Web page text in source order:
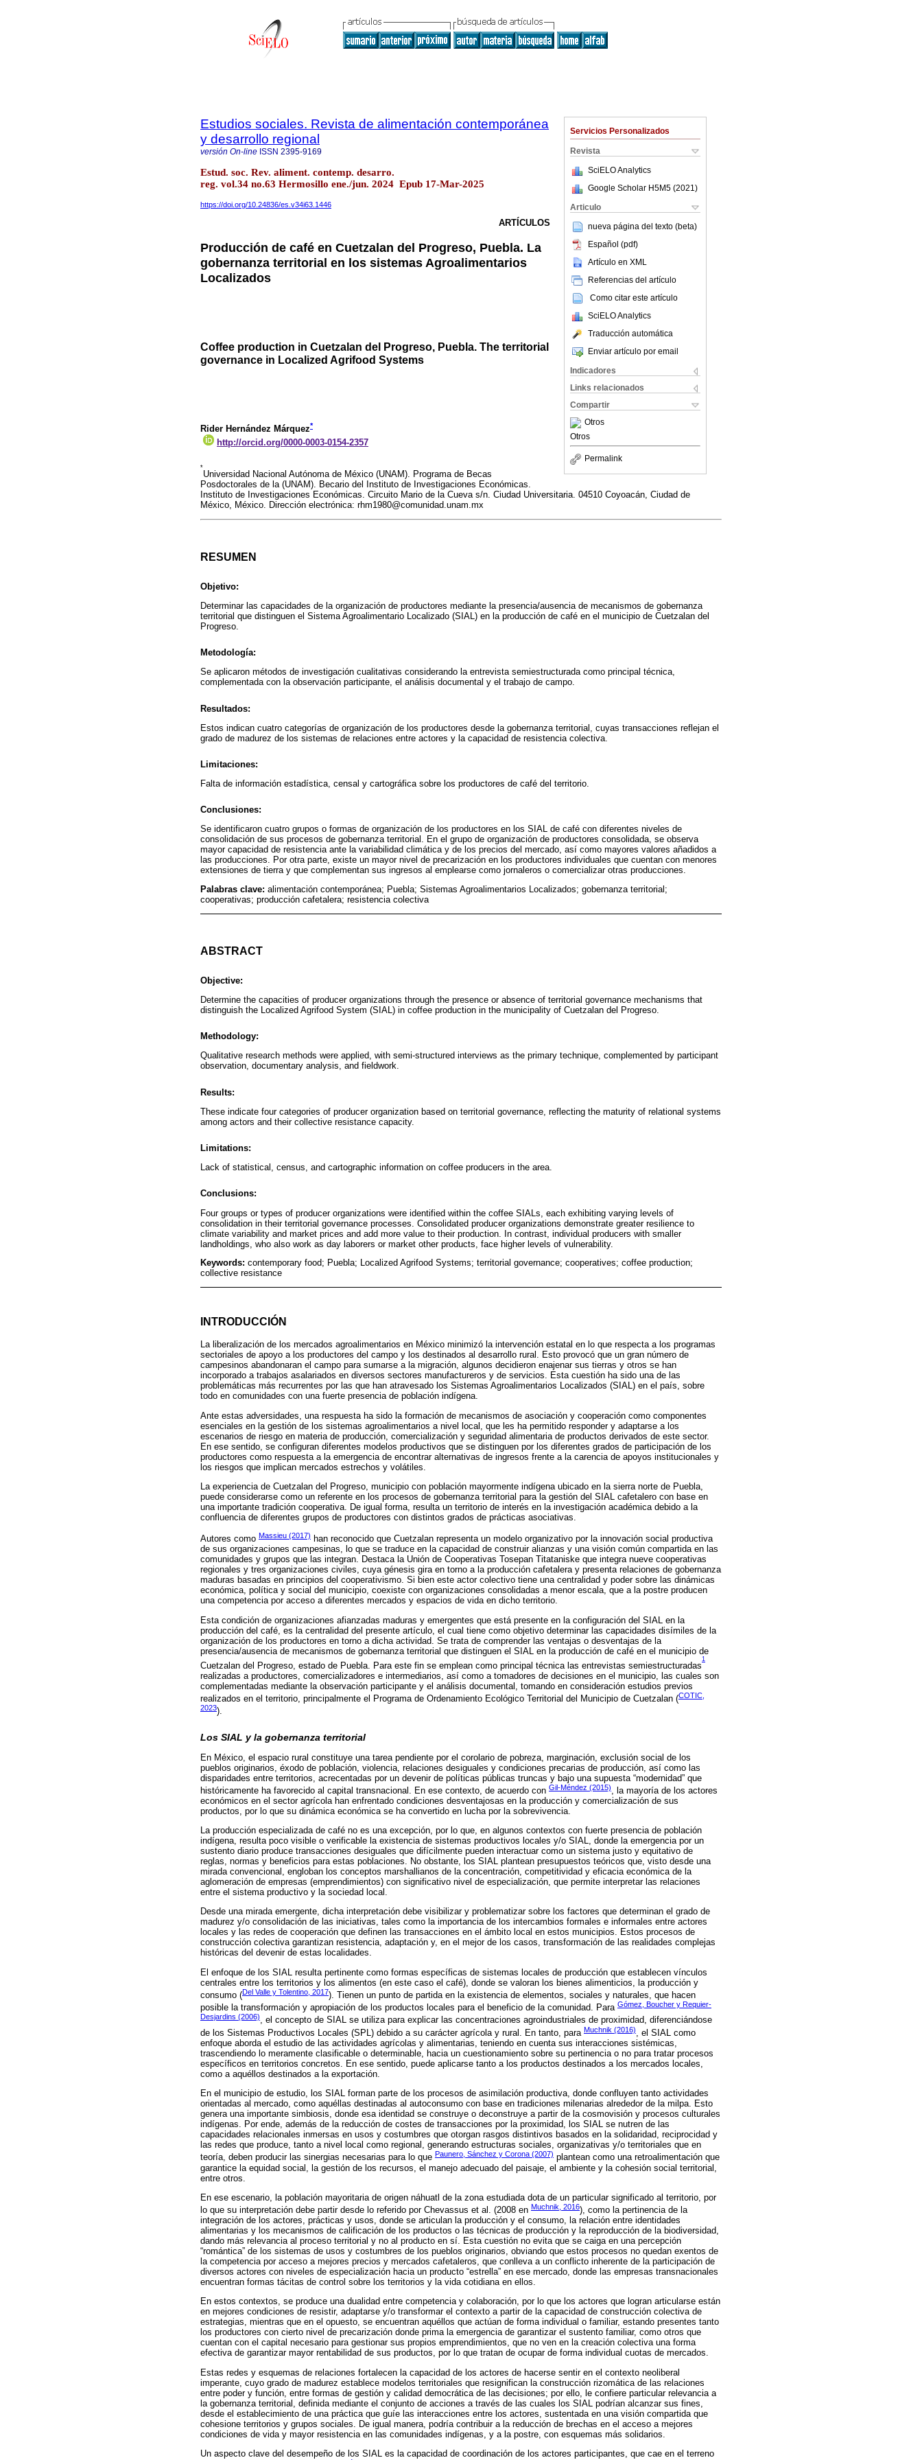
Servicios Personalizados
Revista
SciELO Analytics
Google Scholar H5M5 (2021 )
Articulo
nueva página del texto (beta)
Español (pdf)
Artículo en XML
Referencias del artículo
Como citar este artículo
SciELO Analytics
Traducción automática
Enviar artículo por email
Indicadores
Links relacionados
Compartir
Otros
Otros
Permalink
Estudios sociales. Revista de alimentación contemporánea
y desarrollo regional
versión On-line ISSN 2395-9169
Estud. soc. Rev. aliment. contemp. desarro.
reg. vol.34 no.63 Hermosillo ene./jun. 2024 Epub 17-Mar-2025
https://doi.org/10.24836/es.v34i63.1446
ARTÍCULOS
Producción de café en Cuetzalan del Progreso, Puebla. La
gobernanza territorial en los sistemas Agroalimentarios
Localizados
Coffee production in Cuetzalan del Progreso, Puebla. The territorial
governance in Localized Agrifood Systems
Rider Hernández Márquez*
http://orcid.org/0000-0003-0154-2357
*
Universidad Nacional Autónoma de México (UNAM). Programa de Becas
Posdoctorales de la (UNAM). Becario del Instituto de Investigaciones Económicas.
Instituto de Investigaciones Económicas. Circuito Mario de la Cueva s/n. Ciudad Universitaria. 04510 Coyoacán, Ciudad de
México, México. Dirección electrónica: rhm1980@comunidad.unam.mx
RESUMEN
Objetivo:
Determinar las capacidades de la organización de productores mediante la presencia/ausencia de mecanismos de gobernanza
territorial que distinguen el Sistema Agroalimentario Localizado (SIAL) en la producción de café en el municipio de Cuetzalan del
Progreso.
Metodología:
Se aplicaron métodos de investigación cualitativas considerando la entrevista semiestructurada como principal técnica,
complementada con la observación participante, el análisis documental y el trabajo de campo.
Resultados:
Estos indican cuatro categorías de organización de los productores desde la gobernanza territorial, cuyas transacciones reflejan el
grado de madurez de los sistemas de relaciones entre actores y la capacidad de resistencia colectiva.
Limitaciones:
Falta de información estadística, censal y cartográfica sobre los productores de café del territorio.
Conclusiones:
Se identificaron cuatro grupos o formas de organización de los productores en los SIAL de café con diferentes niveles de
consolidación de sus procesos de gobernanza territorial. En el grupo de organización de productores consolidada, se observa
mayor capacidad de resistencia ante la variabilidad climática y de los precios del mercado, así como mayores valores añadidos a
las producciones. Por otra parte, existe un mayor nivel de precarización en los productores individuales que cuentan con menores
extensiones de tierra y que complementan sus ingresos al emplearse como jornaleros o comercializar otras producciones.
Palabras clave: alimentación contemporánea; Puebla; Sistemas Agroalimentarios Localizados; gobernanza territorial;
cooperativas; producción cafetalera; resistencia colectiva
ABSTRACT
Objective:
Determine the capacities of producer organizations through the presence or absence of territorial governance mechanisms that
distinguish the Localized Agrifood System (SIAL) in coffee production in the municipality of Cuetzalan del Progreso.
Methodology:
Qualitative research methods were applied, with semi-structured interviews as the primary technique, complemented by participant
observation, documentary analysis, and fieldwork.
Results:
These indicate four categories of producer organization based on territorial governance, reflecting the maturity of relational systems
among actors and their collective resistance capacity.
Limitations:
Lack of statistical, census, and cartographic information on coffee producers in the area.
Conclusions:
Four groups or types of producer organizations were identified within the coffee SIALs, each exhibiting varying levels of
consolidation in their territorial governance processes. Consolidated producer organizations demonstrate greater resilience to
climate variability and market prices and add more value to their production. In contrast, individual producers with smaller
landholdings, who also work as day laborers or market other products, face higher levels of vulnerability.
Keywords: contemporary food; Puebla; Localized Agrifood Systems; territorial governance; cooperatives; coffee production;
collective resistance
INTRODUCCIÓN
La liberalización de los mercados agroalimentarios en México minimizó la intervención estatal en lo que respecta a los programas
sectoriales de apoyo a los productores del campo y los destinados al desarrollo rural. Esto provocó que un gran número de
campesinos abandonaran el campo para sumarse a la migración, algunos decidieron enajenar sus tierras y otros se han
incorporado a trabajos asalariados en diversos sectores manufactureros y de servicios. Esta cuestión ha sido una de las
problemáticas más recurrentes por las que han atravesado los Sistemas Agroalimentarios Localizados (SIAL) en el país, sobre
todo en comunidades con una fuerte presencia de población indígena.
Ante estas adversidades, una respuesta ha sido la formación de mecanismos de asociación y cooperación como componentes
esenciales en la gestión de los sistemas agroalimentarios a nivel local, que les ha permitido responder y adaptarse a los
escenarios de riesgo en materia de producción, comercialización y seguridad alimentaria de productos derivados de este sector.
En ese sentido, se configuran diferentes modelos productivos que se distinguen por los diferentes grados de participación de los
productores como respuesta a la emergencia de encontrar alternativas de ingresos frente a la carencia de apoyos institucionales y
los riesgos que implican mercados estrechos y volátiles.
La experiencia de Cuetzalan del Progreso, municipio con población mayormente indígena ubicado en la sierra norte de Puebla,
puede considerarse como un referente en los procesos de gobernanza territorial para la gestión del SIAL cafetalero con base en
una importante tradición cooperativa. De igual forma, resulta un territorio de interés en la investigación académica debido a la
confluencia de diferentes grupos de productores con distintos grados de prácticas asociativas.
Autores como Massieu (2017) han reconocido que Cuetzalan representa un modelo organizativo por la innovación social productiva
de sus organizaciones campesinas, lo que se traduce en la capacidad de construir alianzas y una visión común compartida en las
comunidades y grupos que las integran. Destaca la Unión de Cooperativas Tosepan Titataniske que integra nueve cooperativas
regionales y tres organizaciones civiles, cuya génesis gira en torno a la producción cafetalera y presenta relaciones de gobernanza
maduras basadas en principios del cooperativismo. Si bien este actor colectivo tiene una centralidad y poder sobre las dinámicas
económica, política y social del municipio, coexiste con organizaciones consolidadas a menor escala, que a la postre producen
una competencia por acceso a diferentes mercados y espacios de vida en dicho territorio.
Esta condición de organizaciones afianzadas maduras y emergentes que está presente en la configuración del SIAL en la
producción del café, es la centralidad del presente artículo, el cual tiene como objetivo determinar las capacidades disímiles de la
organización de los productores en torno a dicha actividad. Se trata de comprender las ventajas o desventajas de la
presencia/ausencia de mecanismos de gobernanza territorial que distinguen el SIAL en la producción de café en el municipio de
Cuetzalan del Progreso, estado de Puebla. Para este fin se emplean como principal técnica las entrevistas semiestructuradas
1
realizadas a productores, comercializadores e intermediarios, así como a tomadores de decisiones en el municipio, las cuales son
complementadas mediante la observación participante y el análisis documental, tomando en consideración estudios previos
realizados en el territorio, principalmente el Programa de Ordenamiento Ecológico Territorial del Municipio de Cuetzalan (COTIC,
2023).
Los SIAL y la gobernanza territorial
En México, el espacio rural constituye una tarea pendiente por el corolario de pobreza, marginación, exclusión social de los
pueblos originarios, éxodo de población, violencia, relaciones desiguales y condiciones precarias de producción, así como las
disparidades entre territorios, acrecentadas por un devenir de políticas públicas truncas y bajo una supuesta “modernidad” que
históricamente ha favorecido al capital transnacional. En ese contexto, de acuerdo con Gil-Méndez (2015)
, la mayoría de los actores
económicos en el sector agrícola han enfrentado condiciones desventajosas en la producción y comercialización de sus
productos, por lo que su dinámica económica se ha convertido en lucha por la sobrevivencia.
La producción especializada de café no es una excepción, por lo que, en algunos contextos con fuerte presencia de población
indígena, resulta poco visible o verificable la existencia de sistemas productivos locales y/o SIAL, donde la emergencia por un
sustento diario produce transacciones desiguales que difícilmente pueden interactuar como un sistema justo y equitativo de
reglas, normas y beneficios para estas poblaciones. No obstante, los SIAL plantean presupuestos teóricos que, visto desde una
mirada convencional, engloban los conceptos marshallianos de la concentración, competitividad y eficacia económica de la
aglomeración de empresas (emprendimientos) con significativo nivel de especialización, que permite interpretar las relaciones
entre el sistema productivo y la sociedad local.
Desde una mirada emergente, dicha interpretación debe visibilizar y problematizar sobre los factores que determinan el grado de
madurez y/o consolidación de las iniciativas, tales como la importancia de los intercambios formales e informales entre actores
locales y las redes de cooperación que definen las transacciones en el ámbito local en estos municipios. Estos procesos de
construcción colectiva garantizan resistencia, adaptación y, en el mejor de los casos, transformación de las realidades complejas
históricas del devenir de estas localidades.
El enfoque de los SIAL resulta pertinente como formas específicas de sistemas locales de producción que establecen vínculos
centrales entre los territorios y los alimentos (en este caso el café), donde se valoran los bienes alimenticios, la producción y
consumo (Del Valle y Tolentino, 2017). Tienen un punto de partida en la existencia de elementos, sociales y naturales, que hacen
posible la transformación y apropiación de los productos locales para el beneficio de la comunidad. Para Gómez, Boucher y Requier-
Desjardins (2006), el concepto de SIAL se utiliza para explicar las concentraciones agroindustriales de proximidad, diferenciándose
de los Sistemas Productivos Locales (SPL) debido a su carácter agrícola y rural. En tanto, para Muchnik (2016), el SIAL como
enfoque aborda el estudio de las actividades agrícolas y alimentarias, teniendo en cuenta sus interacciones sistémicas,
trascendiendo lo meramente clasificable o determinable, hacia un cuestionamiento sobre su pertinencia o no para tratar procesos
específicos en territorios concretos. En ese sentido, puede aplicarse tanto a los productos destinados a los mercados locales,
como a aquéllos destinados a la exportación.
En el municipio de estudio, los SIAL forman parte de los procesos de asimilación productiva, donde confluyen tanto actividades
orientadas al mercado, como aquéllas destinadas al autoconsumo con base en tradiciones milenarias alrededor de la milpa. Esto
genera una importante simbiosis, donde esa identidad se construye o deconstruye a partir de la cosmovisión y procesos culturales
indígenas. Por ende, además de la reducción de costes de transacciones por la proximidad, los SIAL se nutren de las
capacidades relacionales inmersas en usos y costumbres que otorgan rasgos distintivos basados en la solidaridad, reciprocidad y
las redes que produce, tanto a nivel local como regional, generando estructuras sociales, organizativas y/o territoriales que en
teoría, deben producir las sinergias necesarias para lo que Paunero, Sánchez y Corona (2007) plantean como una retroalimentación que
garantice la equidad social, la gestión de los recursos, el manejo adecuado del paisaje, el ambiente y la cohesión social territorial,
entre otros.
En ese escenario, la población mayoritaria de origen náhuatl de la zona estudiada dota de un particular significado al territorio, por
lo que su interpretación debe partir desde lo referido por Chevassus et al. (2008 en Muchnik, 2016), como la pertinencia de la
integración de los actores, prácticas y usos, donde se articulan la producción y el consumo, la relación entre identidades
alimentarias y los mecanismos de calificación de los productos o las técnicas de producción y la reproducción de la biodiversidad,
dando más relevancia al proceso territorial y no al producto en sí. Esta cuestión no evita que se caiga en una percepción
“romántica” de los sistemas de usos y costumbres de los pueblos originarios, obviando que estos procesos no quedan exentos de
la competencia por acceso a mejores precios y mercados cafetaleros, que conlleva a un conflicto inherente de la participación de
diversos actores con niveles de especialización hacia un producto “estrella” en ese mercado, donde las empresas transnacionales
encuentran formas tácitas de control sobre los territorios y la vida cotidiana en ellos.
En estos contextos, se produce una dualidad entre competencia y colaboración, por lo que los actores que logran articularse están
en mejores condiciones de resistir, adaptarse y/o transformar el contexto a partir de la capacidad de construcción colectiva de
estrategias, mientras que en el opuesto, se encuentran aquéllos que actúan de forma individual o familiar, estando presentes tanto
los productores con cierto nivel de precarización donde prima la emergencia de garantizar el sustento familiar, como otros que
cuentan con el capital necesario para gestionar sus propios emprendimientos, que no ven en la creación colectiva una forma
efectiva de garantizar mayor rentabilidad de sus productos, por lo que tratan de ocupar de forma individual cuotas de mercados.
Estas redes y esquemas de relaciones fortalecen la capacidad de los actores de hacerse sentir en el contexto neoliberal
imperante, cuyo grado de madurez establece modelos territoriales que resignifican la construcción rizomática de las relaciones
entre poder y función, entre formas de gestión y calidad democrática de las decisiones; por ello, le confiere particular relevancia a
la gobernanza territorial, definida mediante el conjunto de acciones a través de las cuales los SIAL podrían alcanzar sus fines,
desde el establecimiento de una práctica que guíe las interacciones entre los actores, sustentada en una visión compartida que
cohesione territorios y grupos sociales. De igual manera, podría contribuir a la reducción de brechas en el acceso a mejores
condiciones de vida y mayor resistencia en las comunidades indígenas, y a la postre, con esquemas más solidarios.
Un aspecto clave del desempeño de los SIAL es la capacidad de coordinación de los actores participantes, que cae en el terreno